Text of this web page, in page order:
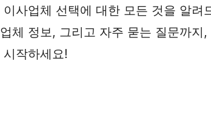
사업체 선택에 대한 모든 것을 알려
체 정보, 그리고 자주 묻는 질문까지
작하세요!